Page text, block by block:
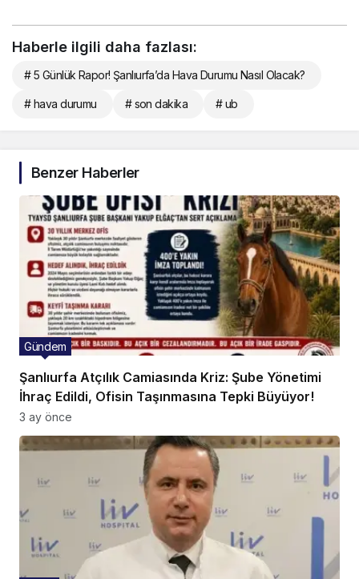
Haberle ilgili daha fazlası:
# 5 Günlük Rapor! Şanlıurfa’da Hava Durumu Nasıl Olacak?
# hava durumu # son dakika # ub
Benzer Haberler
Şanlıurfa Atçılık Camiasında Kriz: Şube Yönetimi
İhraç Edildi, Ofisin Taşınmasına Tepki Büyüyor!
Gündem
3 ay önce